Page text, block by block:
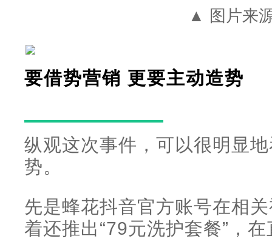
▲ 图片来
要借势营销 更要主动造势
纵观这次事件，可以很明显
势。
先是蜂花抖音官方账号在相
着还推出“79元洗护套餐”，